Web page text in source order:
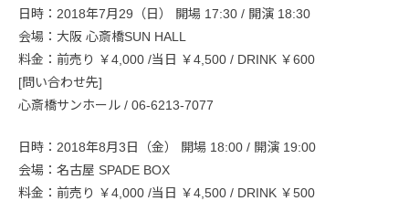
日時：2018年7月29（日） 開場 17:30 / 開演 18:30
会場：大阪 心斎橋SUN HALL
料金：前売り ￥4,000 /当日 ￥4,500 / DRINK ￥600
[問い合わせ先]
心斎橋サンホール / 06-6213-7077
日時：2018年8月3日（金） 開場 18:00 / 開演 19:00
会場：名古屋 SPADE BOX
料金：前売り ￥4,000 /当日 ￥4,500 / DRINK ￥500